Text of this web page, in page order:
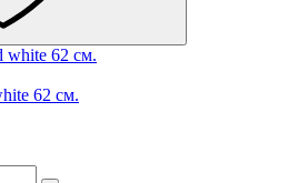
62 см.